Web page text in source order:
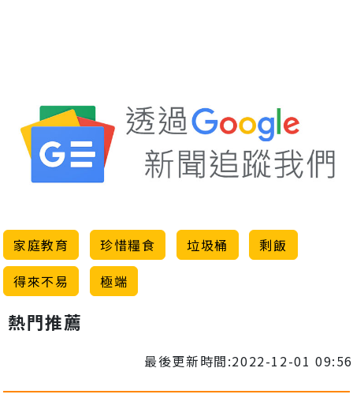
家庭教育 珍惜糧食 垃圾桶
剩飯
得來不易
極端
熱門推薦
最後更新時間:2022-12-01 09:56